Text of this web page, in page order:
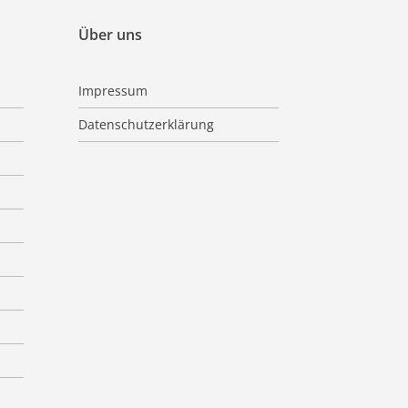
Über uns
Impressum
Datenschutzerklärung